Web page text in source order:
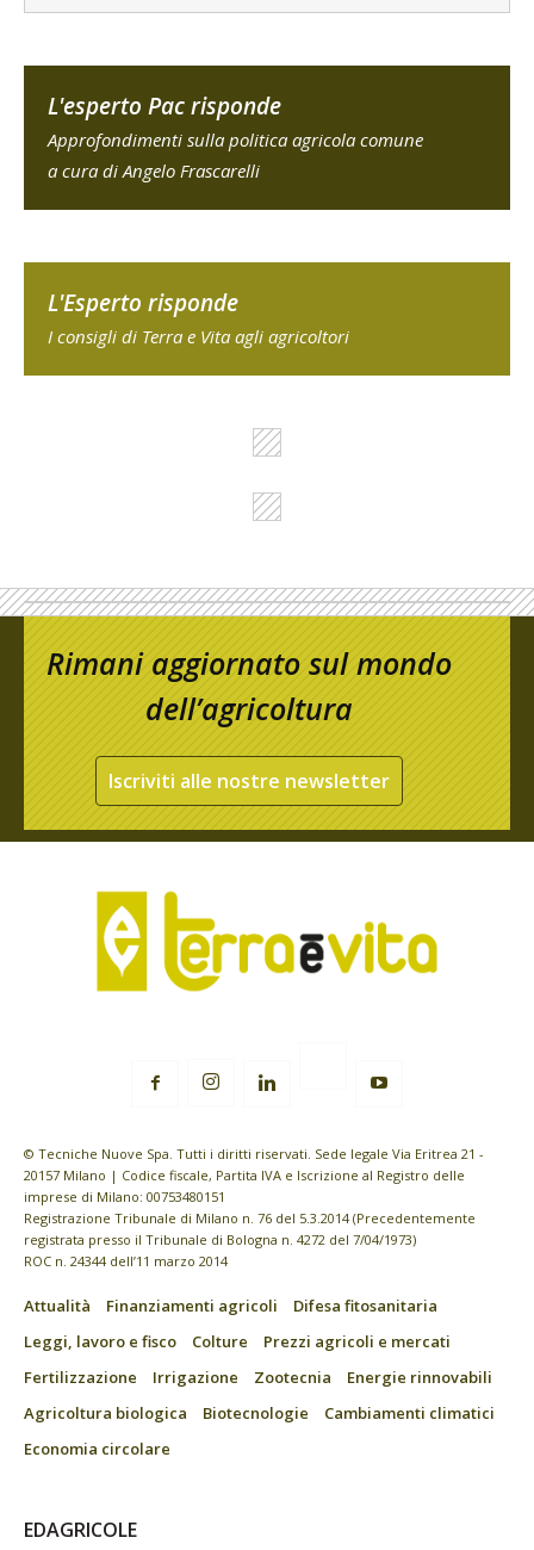
L'esperto Pac risponde
Approfondimenti sulla politica agricola comune
a cura di Angelo Frascarelli
L'Esperto risponde
I consigli di Terra e Vita agli agricoltori
Rimani aggiornato sul mondo
dell’agricoltura
Iscriviti alle nostre newsletter
© Tecniche Nuove Spa. Tutti i diritti riservati. Sede legale Via Eritrea 21 -
20157 Milano | Codice fiscale, Partita IVA e Iscrizione al Registro delle
imprese di Milano: 00753480151
Registrazione Tribunale di Milano n. 76 del 5.3.2014 (Precedentemente
registrata presso il Tribunale di Bologna n. 4272 del 7/04/1973)
ROC n. 24344 dell’11 marzo 2014
Attualità Finanziamenti agricoli
Difesa fitosanitaria
Leggi, lavoro e fisco
Colture
Prezzi agricoli e mercati
Fertilizzazione
Irrigazione Zootecnia
Energie rinnovabili
Agricoltura biologica
Biotecnologie
Cambiamenti climatici
Economia circolare
EDAGRICOLE